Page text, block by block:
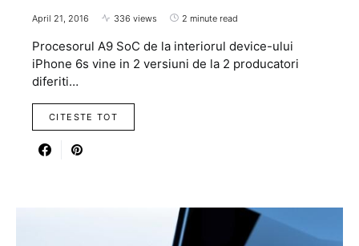
April 21, 2016 336 views 2 minute read
Procesorul A9 SoC de la interiorul device-ului
iPhone 6s vine in 2 versiuni de la 2 producatori
diferiti…
CITESTE TOT